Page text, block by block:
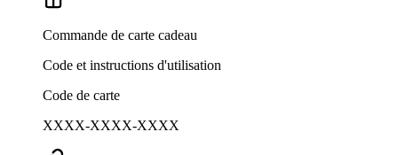
Commande de carte cadeau
Code et instructions d'utilisation
Code de carte
XXXX-XXXX-XXXX